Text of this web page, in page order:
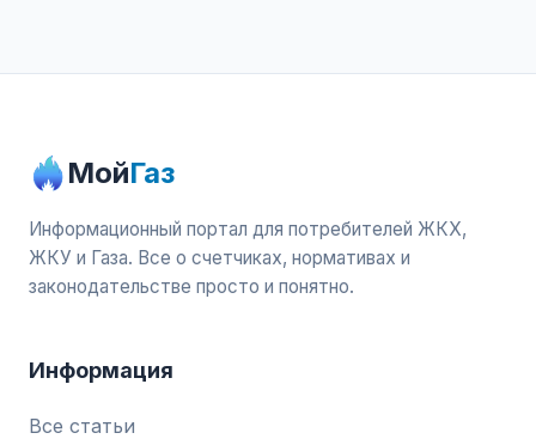
МойГаз
Информационный портал для потребителей ЖКХ,
ЖКУ и Газа. Все о счетчиках, нормативах и
законодательстве просто и понятно.
Информация
Все статьи